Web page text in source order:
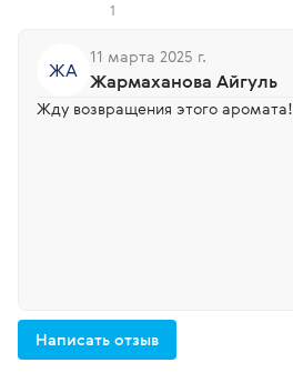
1
ЖА
11 марта 2025 г.
Жармаханова Айгуль
Жду возвращения этого аромата!
Написать отзыв